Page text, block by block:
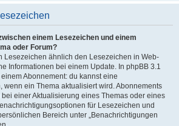
einem Lesezeichen und einem
oder Forum?
Lesezeichen ähnlich den Lesezeichen in Web-
Informationen bei einem Update. In phpBB 3.1
Abonnement: du kannst eine
wenn ein Thema aktualisiert wird. Abonnements
einer Aktualisierung eines Themas oder eines
für Lesezeichen und
Bereich unter „Benachrichtigungen